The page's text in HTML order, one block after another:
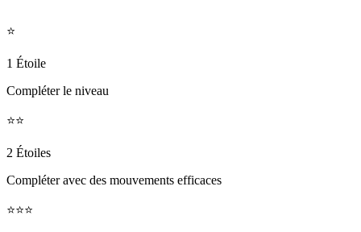
⭐
1 Étoile
Compléter le niveau
⭐⭐
2 Étoiles
Compléter avec des mouvements efficaces
⭐⭐⭐